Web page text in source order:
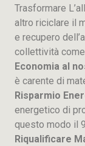
Trasformare
altro riciclare il
e recupero
collettività
Economia al
è carente di
Risparmio
energetico di
questo modo il
Riqualificare